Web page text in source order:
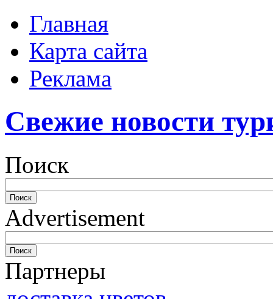
Главная
Карта сайта
Реклама
Свежие новости
Поиск
Advertisement
Партнеры